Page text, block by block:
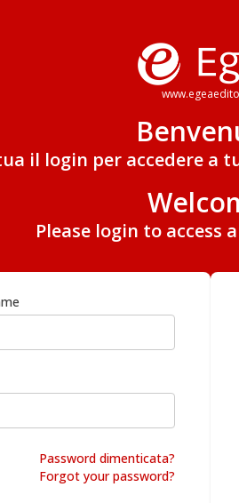
il login per accedere a
Please login to access
Password dimenticata?
Forgot your password?